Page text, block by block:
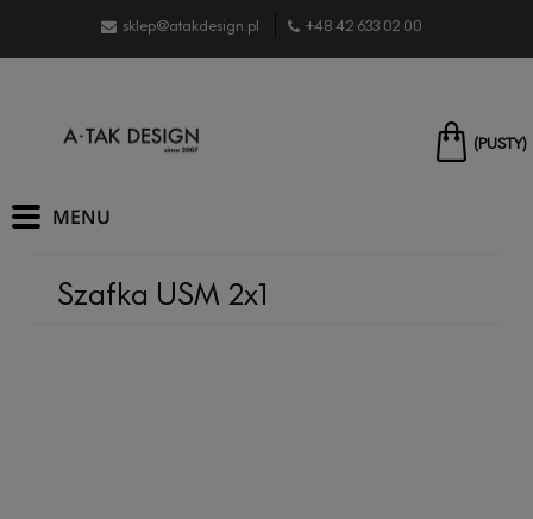
sklep@atakdesign.pl +48 42 633 02 00
(PUSTY)
Szafka USM 2x1